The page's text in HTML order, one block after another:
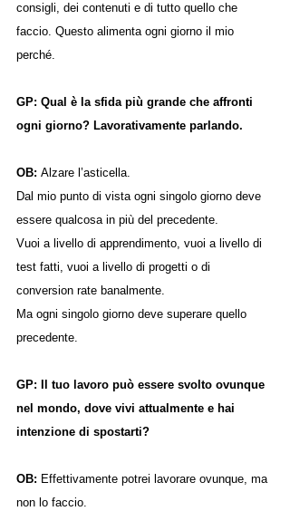
consigli, dei contenuti e di tutto quello che
faccio. Questo alimenta ogni giorno il mio
perché.
GP: Qual è la sfida più grande che affronti
ogni giorno? Lavorativamente parlando.
OB: Alzare l’asticella.
Dal mio punto di vista ogni singolo giorno deve
essere qualcosa in più del precedente.
Vuoi a livello di apprendimento, vuoi a livello di
test fatti, vuoi a livello di progetti o di
conversion rate banalmente.
Ma ogni singolo giorno deve superare quello
precedente.
GP: Il tuo lavoro può essere svolto ovunque
nel mondo, dove vivi attualmente e hai
intenzione di spostarti?
OB: Effettivamente potrei lavorare ovunque, ma
non lo faccio.